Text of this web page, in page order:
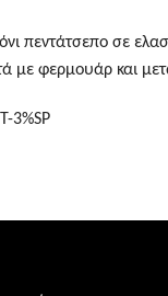
πεντάτσεπο σε
με φερμουάρ και
3%SP